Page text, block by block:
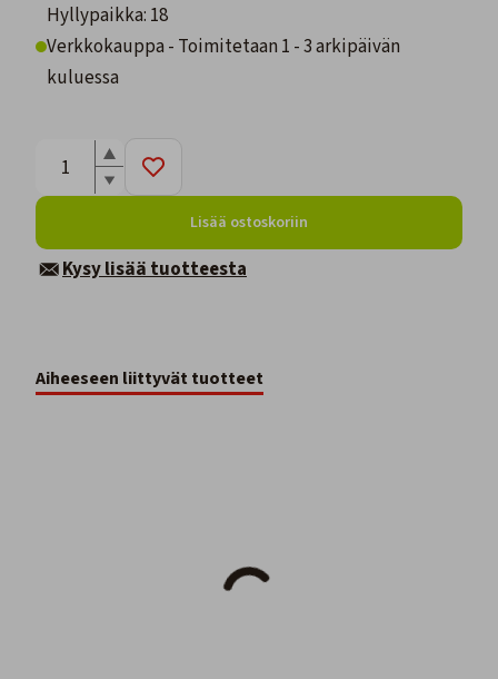
Hyllypaikka: 18
Verkkokauppa - Toimitetaan 1 - 3 arkipäivän
kuluessa
Lisää ostoskoriin
Kysy lisää tuotteesta
Aiheeseen liittyvät tuotteet